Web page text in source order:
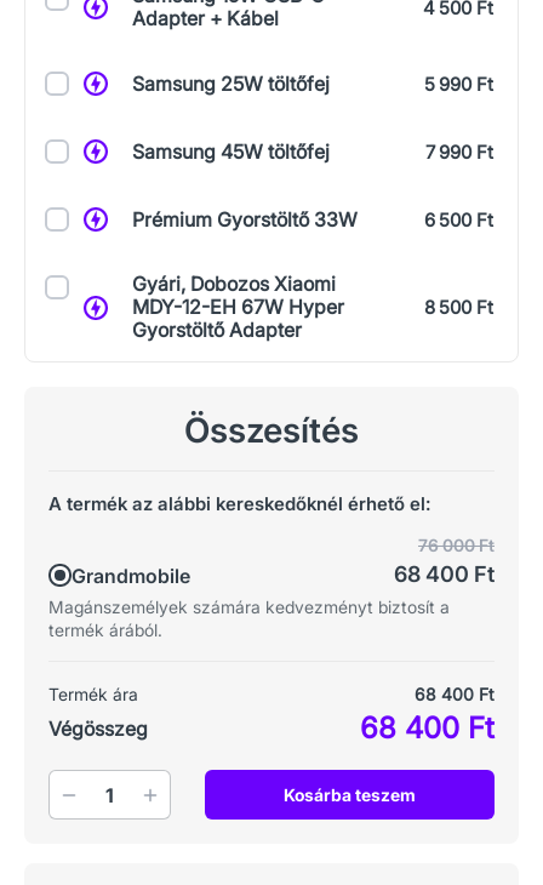
Adapter + Kábel
4 500 Ft
Samsung 25W töltőfej 5 990 Ft
Samsung 45W töltőfej 7 990 Ft
Prémium Gyorstöltő 33W 6 500 Ft
Gyári, Dobozos Xiaomi
MDY-12-EH 67W Hyper
Gyorstöltő Adapter
8 500 Ft
Összesítés
A termék az alábbi kereskedőknél érhető el:
Grandmobile
76 000 Ft
68 400 Ft
Magánszemélyek számára kedvezményt biztosít a
termék árából.
Termék ára 68 400 Ft
Végösszeg 68 400 Ft
Mennyiség Kosárba teszem